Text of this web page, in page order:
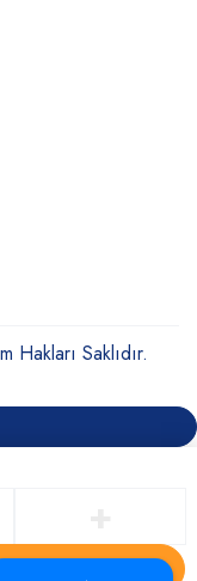
Saklıdır.